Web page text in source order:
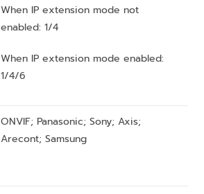
When IP extension mode not
enabled: 1/4
When IP extension mode enabled:
1/4/6
ONVIF; Panasonic; Sony; Axis;
Arecont; Samsung